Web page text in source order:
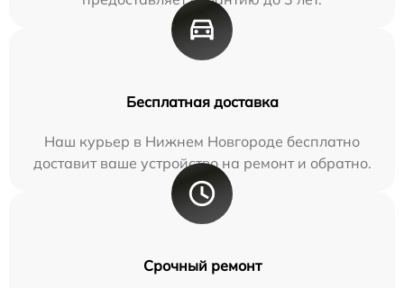
Бесплатная доставка
Наш курьер в Нижнем Новгороде бесплатно
доставит ваше устройство на ремонт и обратно.
Срочный ремонт